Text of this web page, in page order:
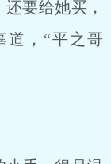
要给她买，
道，“平之哥